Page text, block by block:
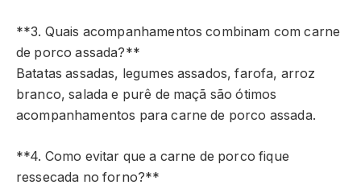
**3. Quais acompanhamentos combinam com carne
de porco assada?**
Batatas assadas, legumes assados, farofa, arroz
branco, salada e purê de maçã são ótimos
acompanhamentos para carne de porco assada.
**4. Como evitar que a carne de porco fique
ressecada no forno?**